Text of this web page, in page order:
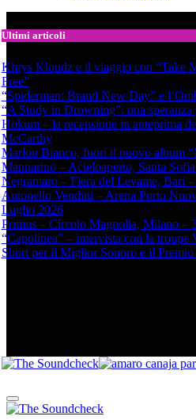
Ultimi articoli
Khrys Kloudz e il viaggio con “Take
Free”
“Spiderman: Brand New Day” e
“A Study in Drowning”: una speranza
Hokum – la recensione in anteprima
McCarthy
Marlon Bianco, fuori il nuovo album
Mannarino – Acieloaperto, Santa
Negramaro – Fiera del Levante, Bari
Antonello Venditti – Arena Porto
Luglio 2026
Primus – Circolo Magnolia, Milano –
“Capolinea” – intervista con la
Short per il Miglior Sonoro e il